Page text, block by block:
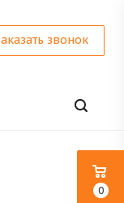
звонок
0